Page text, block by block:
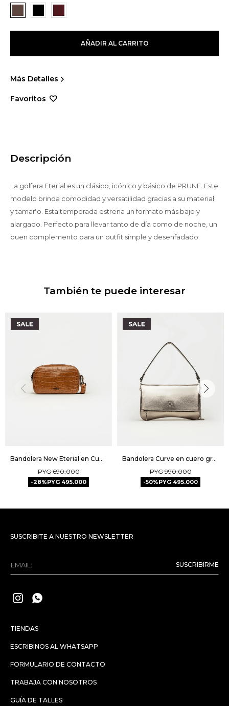
AÑADIR AL CARRITO
Más Detalles
Descripción
La golfera Eterial es un clásico, icónico y básico de PRUNE. Este
modelo brinda comodidad y versatilidad gracias a su material
y tamaño. Esta temporada estrena un formato más bajo y
alargado. Perfecto para llevar tanto de día como de noche, un
buen complemento para un outfit simple y desenfadado.
También te puede interesar
Bandolera New Eterial en Cuero Croco Shine - Cuoio
PYG 690.000
28 PYG 495.000
Bandolera Curve en cuero graneado metalizado - Metalizado
PYG 990.000
50 PYG 495.000
TIENDAS
ESCRIBINOS AL WHATSAPP
FORMULARIO DE CONTACTO
TRABAJA CON NOSOTROS
GUÍA DE TALLES
SUSCRIBITE A NUESTRO NEWSLETTER
SUSCRIBIRME
 